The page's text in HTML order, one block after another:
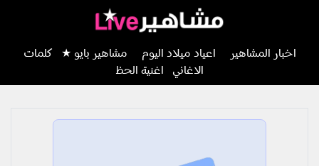
اخبار المشاهير اعياد ميلاد اليوم مشاهير بايو ★
كلمات
الاغاني
اغنية الحظ